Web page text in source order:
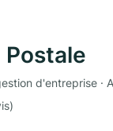
Postale